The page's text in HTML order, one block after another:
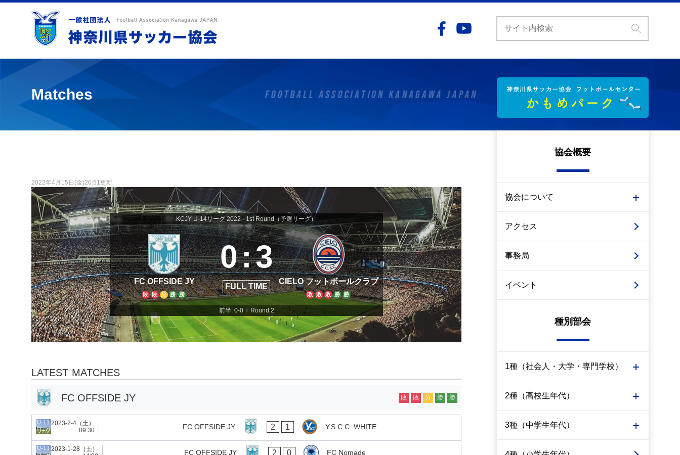
Matches
2022年4月15日(金)20:51更新
KCJY U-14リーグ 2022 - 1st Round（予選リーグ）
FC OFFSIDE JY
敗 敗 分 勝 勝
0:3
FULL TIME
CIELO フットボールクラブ
敗 敗 敗 勝 勝
前半: 0-0 Round 2
LATEST MATCHES
FC OFFSIDE JY 敗 敗 分 勝 勝
2023-2-4（土）
09:30
FC OFFSIDE JY 2 1 Y.S.C.C. WHITE
2023-1-28（土）
FC OFFSIDE JY 2 0 FC Nomade
協会概要
協会について
アクセス
事務局
イベント
種別部会
1種（社会人・大学・専門学校）
2種（高校生年代）
3種（中学生年代）